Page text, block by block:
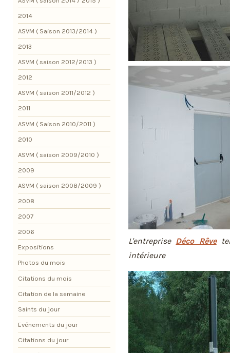
L'entreprise Déco Rêve
intérieure
2014
ASVM ( Saison 2013/2014 )
2013
ASVM ( saison 2012/2013 )
2012
ASVM ( saison 2011/2012 )
2011
ASVM ( Saison 2010/2011 )
2010
ASVM ( saison 2009/2010 )
2009
ASVM ( saison 2008/2009 )
2008
2007
2006
Expositions
Photos du mois
Citations du mois
Citation de la semaine
Saints du jour
Evénements du jour
Citations du jour